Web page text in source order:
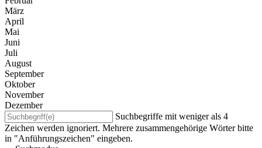
März
April
Mai
Juni
Juli
August
September
Oktober
November
Dezember
Suchbegriffe mit weniger als 4
Zeichen werden ignoriert. Mehrere zusammengehörige Wörter bitte
in "Anführungszeichen" eingeben.